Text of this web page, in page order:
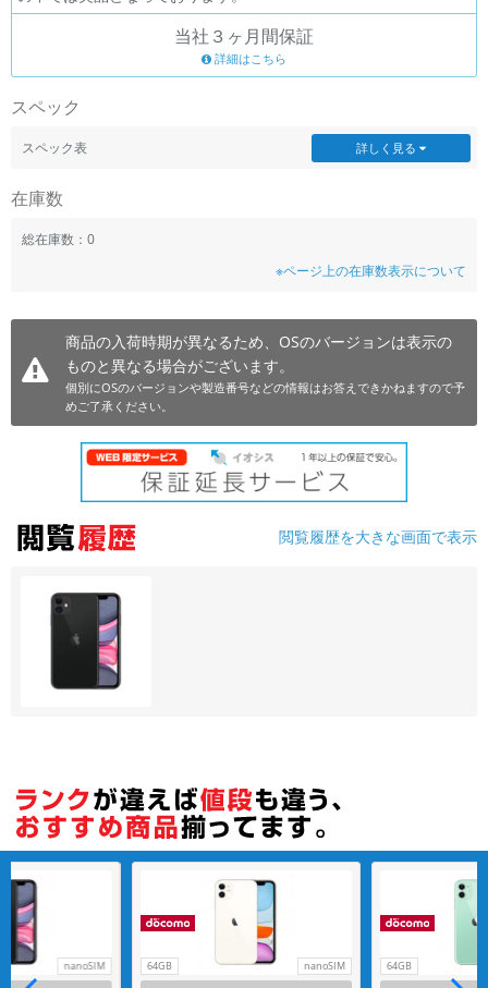
当社３ヶ月間保証
詳細はこちら
スペック
スペック表 詳しく見る
在庫数
総在庫数：0
※ページ上の在庫数表示について
商品の入荷時期が異なるため、OSのバージョンは表示の
ものと異なる場合がございます。
個別にOSのバージョンや製造番号などの情報はお答えできかねますので予
めご了承ください。
閲覧履歴を大きな画面で表示
nanoSIM 64GB nanoSIM 64GB
年 月 まで
各項目のチェックボックスは「or検索」となります。
ただし機能別のみ「and検索」となります。